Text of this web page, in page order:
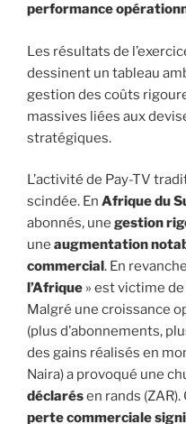
performance
Les résultats de
dessinent un tableau
gestion des coûts
massives liées aux
stratégiques.
L’activité de Pay-TV
scindée. En Afrique du
abonnés, une gestion
une augmentation
commercial . En
l’Afrique » est victime
Malgré une croissance
(plus d’abonnements,
des gains réalisés en
Naira) a provoqué une
déclarésen rands
perte commerciale